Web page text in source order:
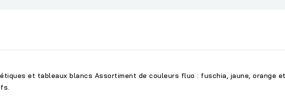
et tableaux blancs Assortiment de couleurs fluo : fuschia, jaune, orange